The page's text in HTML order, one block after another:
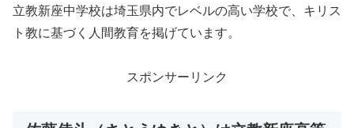
立教新座中学校は埼玉県内でレベルの高い学校で、キリス
ト教に基づく人間教育を掲げています。
スポンサーリンク